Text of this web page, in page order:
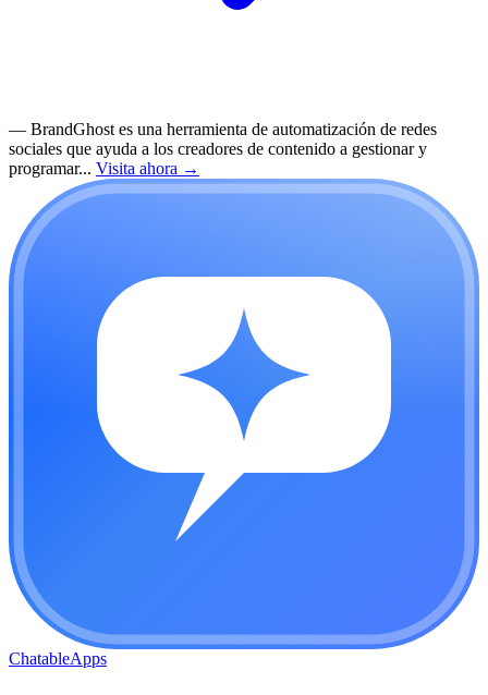
— BrandGhost es una herramienta de automatización de redes
sociales que ayuda a los creadores de contenido a gestionar y
programar... Visita ahora →
ChatableApps